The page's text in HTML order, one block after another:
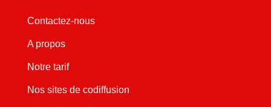
Contactez-nous
A propos
Notre tarif
Nos sites de codiffusion